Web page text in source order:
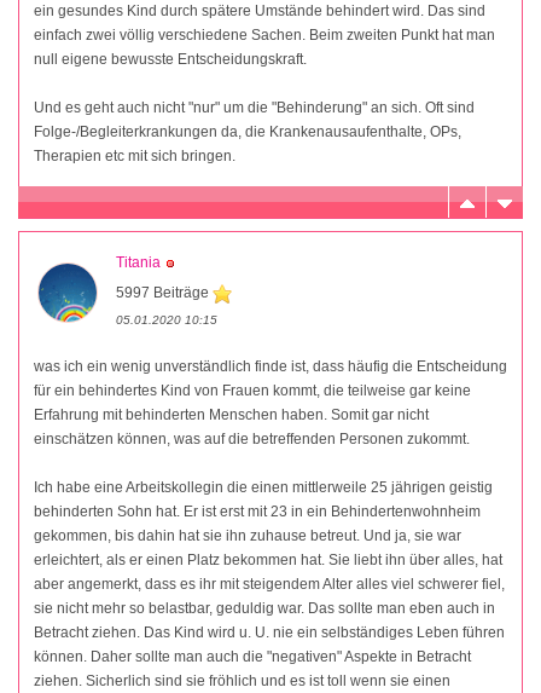
ein gesundes Kind durch spätere Umstände behindert wird. Das sind
einfach zwei völlig verschiedene Sachen. Beim zweiten Punkt hat man
null eigene bewusste Entscheidungskraft.
Und es geht auch nicht "nur" um die "Behinderung" an sich. Oft sind
Folge-/Begleiterkrankungen da, die Krankenausaufenthalte, OPs,
Therapien etc mit sich bringen.
Titania
5997 Beiträge
05.01.2020 10:15
was ich ein wenig unverständlich finde ist, dass häufig die Entscheidung
für ein behindertes Kind von Frauen kommt, die teilweise gar keine
Erfahrung mit behinderten Menschen haben. Somit gar nicht
einschätzen können, was auf die betreffenden Personen zukommt.
Ich habe eine Arbeitskollegin die einen mittlerweile 25 jährigen geistig
behinderten Sohn hat. Er ist erst mit 23 in ein Behindertenwohnheim
gekommen, bis dahin hat sie ihn zuhause betreut. Und ja, sie war
erleichtert, als er einen Platz bekommen hat. Sie liebt ihn über alles, hat
aber angemerkt, dass es ihr mit steigendem Alter alles viel schwerer fiel,
sie nicht mehr so belastbar, geduldig war. Das sollte man eben auch in
Betracht ziehen. Das Kind wird u. U. nie ein selbständiges Leben führen
können. Daher sollte man auch die "negativen" Aspekte in Betracht
ziehen. Sicherlich sind sie fröhlich und es ist toll wenn sie einen